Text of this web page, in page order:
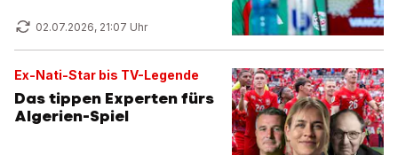
02.07.2026, 21:07 Uhr
Ex-Nati-Star bis TV-Legende
Das tippen Experten fürs
Algerien-Spiel